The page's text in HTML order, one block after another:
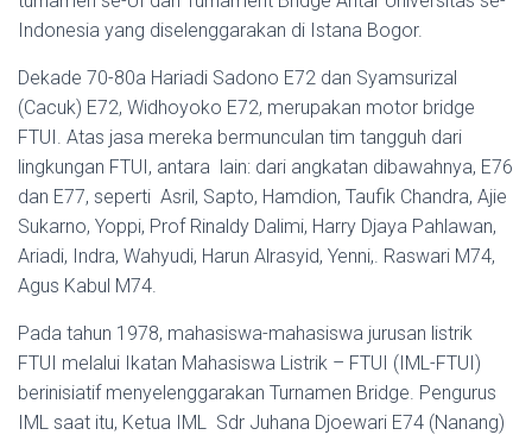
Indonesia yang diselenggarakan di Istana Bogor.
Dekade 70-80a Hariadi Sadono E72 dan Syamsurizal
(Cacuk) E72, Widhoyoko E72, merupakan motor bridge
FTUI. Atas jasa mereka bermunculan tim tangguh dari
lingkungan FTUI, antara lain: dari angkatan dibawahnya, E76
dan E77, seperti Asril, Sapto, Hamdion, Taufik Chandra, Ajie
Sukarno, Yoppi, Prof Rinaldy Dalimi, Harry Djaya Pahlawan,
Ariadi, Indra, Wahyudi, Harun Alrasyid, Yenni,. Raswari M74,
Agus Kabul M74.
Pada tahun 1978, mahasiswa-mahasiswa jurusan listrik
FTUI melalui Ikatan Mahasiswa Listrik – FTUI (IML-FTUI)
berinisiatif menyelenggarakan Turnamen Bridge. Pengurus
IML saat itu, Ketua IML Sdr Juhana Djoewari E74 (Nanang)